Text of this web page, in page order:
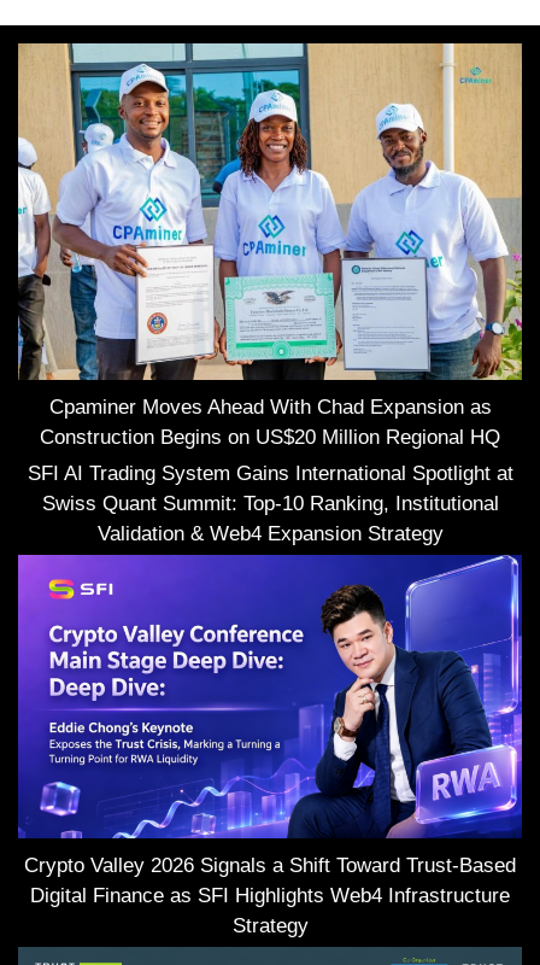
Cpaminer Moves Ahead With Chad Expansion as
Construction Begins on US$20 Million Regional HQ
SFI AI Trading System Gains International Spotlight at
Swiss Quant Summit: Top-10 Ranking, Institutional
Validation & Web4 Expansion Strategy
Crypto Valley 2026 Signals a Shift Toward Trust-Based
Digital Finance as SFI Highlights Web4 Infrastructure
Strategy